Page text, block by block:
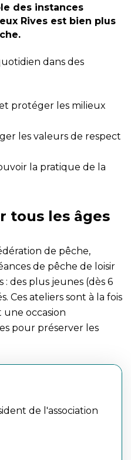
des instances
Rives est bien plus
dans des
protéger les milieux
les valeurs de respect
la pratique de la
tous les âges
de pêche,
de pêche de loisir
des plus jeunes (dès 6
Ces ateliers sont à la fois
occasion
pour préserver les
de l'association